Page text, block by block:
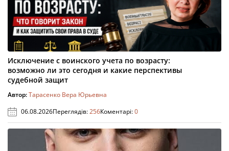
Исключение с воинского учета по возрасту:
возможно ли это сегодня и какие перспективы
судебной защит
Автор:Тарасенко Вера Юрьевна
06.08.2026Переглядів:256Коментарі:0